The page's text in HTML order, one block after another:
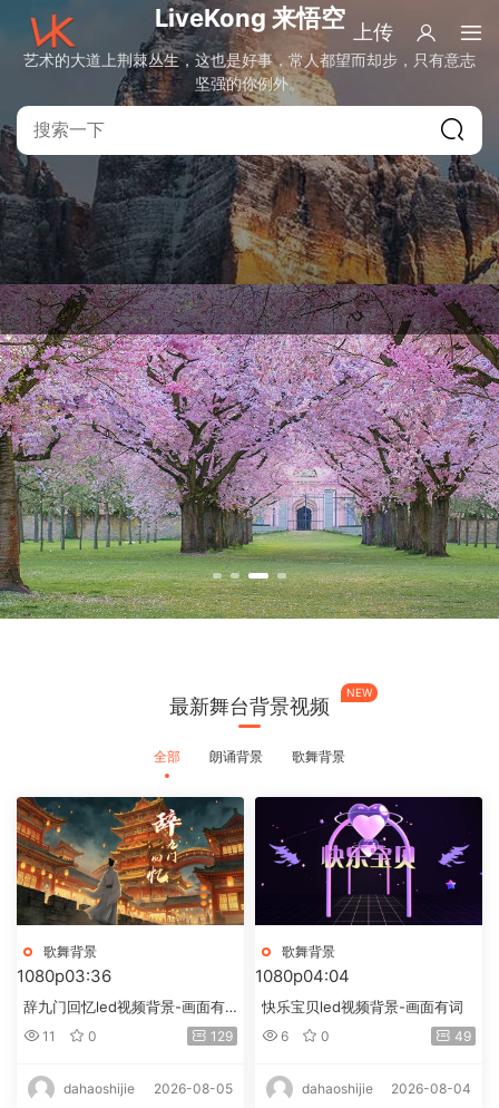
上传
LiveKong 来悟空
艺术的大道上荆棘丛生，这也是好事，常人都望而却步，只有意志
坚强的你例外。
最新舞台背景视频
NEW
全部 朗诵背景 歌舞背景
歌舞背景
1080p03:36
辞九门回忆led视频背景-画面有
词 11 0 129
dahaoshijie 2026-08-05
歌舞背景
1080p04:04
快乐宝贝led视频背景-画面有词
6 0 49
dahaoshijie 2026-08-04